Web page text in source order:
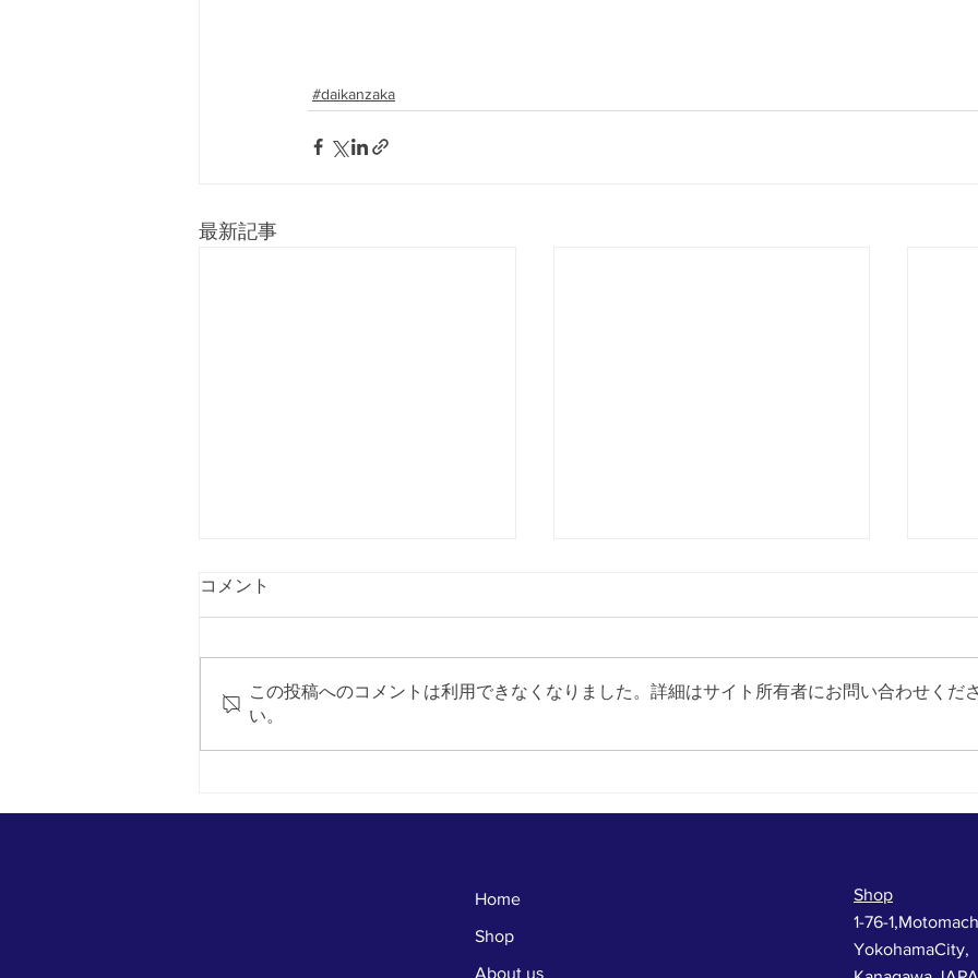
#daikanzaka
最新記事
Open Closeの看板が新しくな
THE DAY OF FREEWAY'S
新看
コメント
この投稿へのコメントは利用できなくなりました。詳細はサイト所有者にお問い合わせくださ
い。
Home
Shop
About us
Shop
1-76-
YokohamaCity,